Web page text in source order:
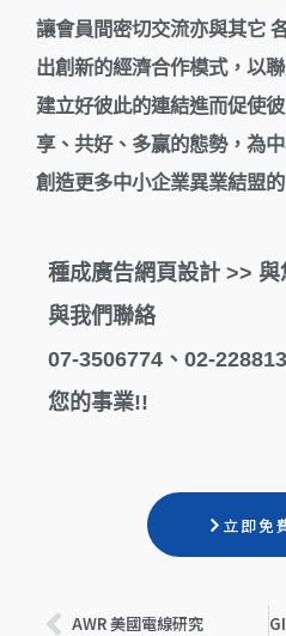
讓會員間密切交流亦與其它
出創新的經濟合作模式，以
建立好彼此的連結進而促使
享、共好、多赢的態勢，為
創造更多中小企業異業結盟的
種成廣告網頁設計 >>
與我們聯絡
07-3506774、02-
您的事業!!
立即免
AWR 美國電線研究